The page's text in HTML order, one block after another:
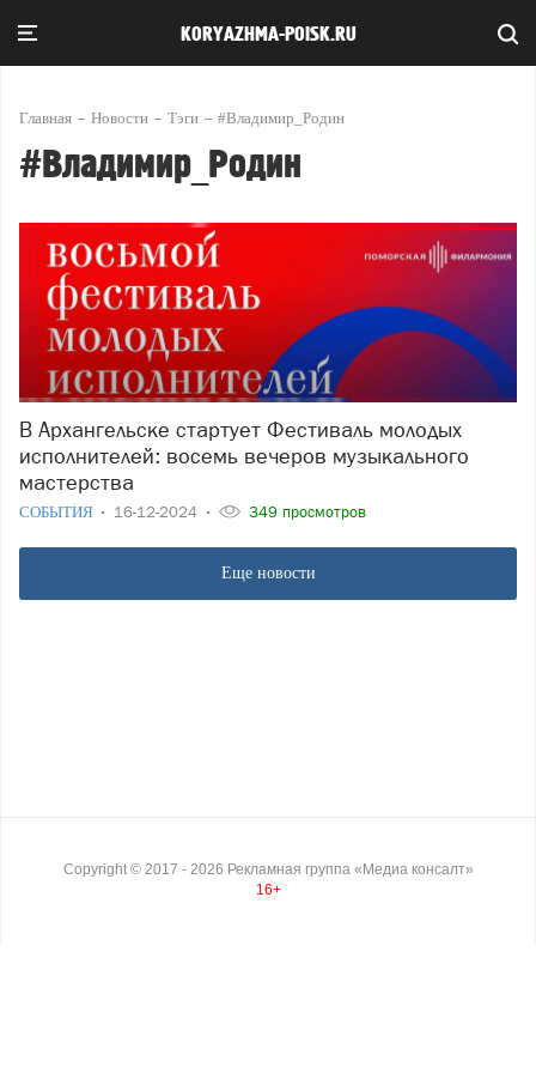
KORYAZHMA-POISK.RU
Главная Новости Тэги #Владимир_Родин
#Владимир_Родин
В Архангельске стартует Фестиваль молодых
исполнителей: восемь вечеров музыкального
мастерства
СОБЫТИЯ 16-12-2024 349 просмотров
Еще новости
Copyright © 2017 - 2026 Рекламная группа «Медиа консалт»
16+